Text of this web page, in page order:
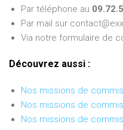
Par téléphone au
Par mail sur
Via notre formulaire de
Découvrez aussi :
Nos missions de
Nos missions de
Nos missions de